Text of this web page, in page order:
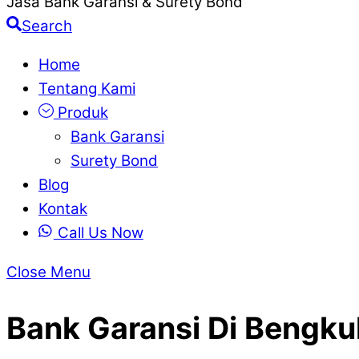
Search
Home
Tentang Kami
Produk
Bank Garansi
Surety Bond
Blog
Kontak
Call Us Now
Close Menu
Bank Garansi Di